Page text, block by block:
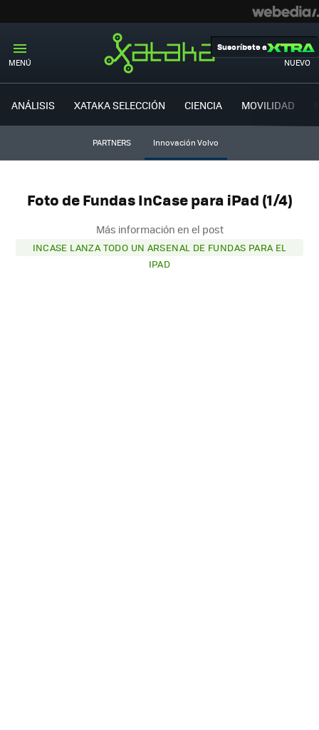
MENÚ NUEVO
Suscríbete a
ANÁLISIS XATAKA SELECCIÓN CIENCIA MOVILIDAD
PARTNERS Innovación Volvo
Foto de Fundas InCase para iPad (1/4)
Más información en el post
INCASE LANZA TODO UN ARSENAL DE FUNDAS PARA EL
IPAD